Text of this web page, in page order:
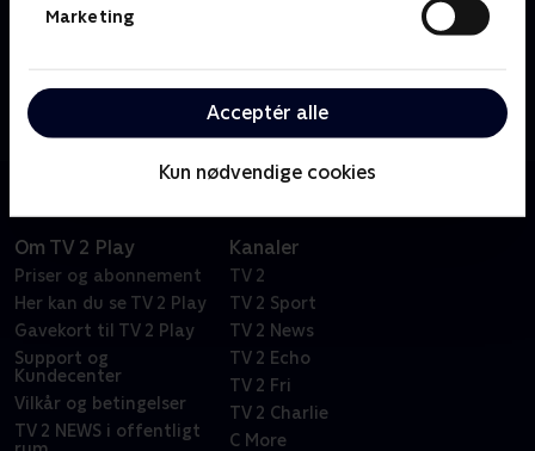
Marketing
Acceptér alle
Kun nødvendige cookies
Om House
Dr. Gregory House tackler sundhedmysterier med sit
ukonventionel tænkning giver ham stor respekt på
trods af hans brutale ærlighed og asociale tendenser.
Om TV 2 Play
Priser og abonnement
Her kan du se TV 2 Play
Gavekort til TV 2 Play
Support og
Kundecenter
Vilkår og betingelser
TV 2 NEWS i offentligt
Kanaler
TV 2
TV 2 Sport
TV 2 News
TV 2 Echo
TV 2 Fri
TV 2 Charlie
C More